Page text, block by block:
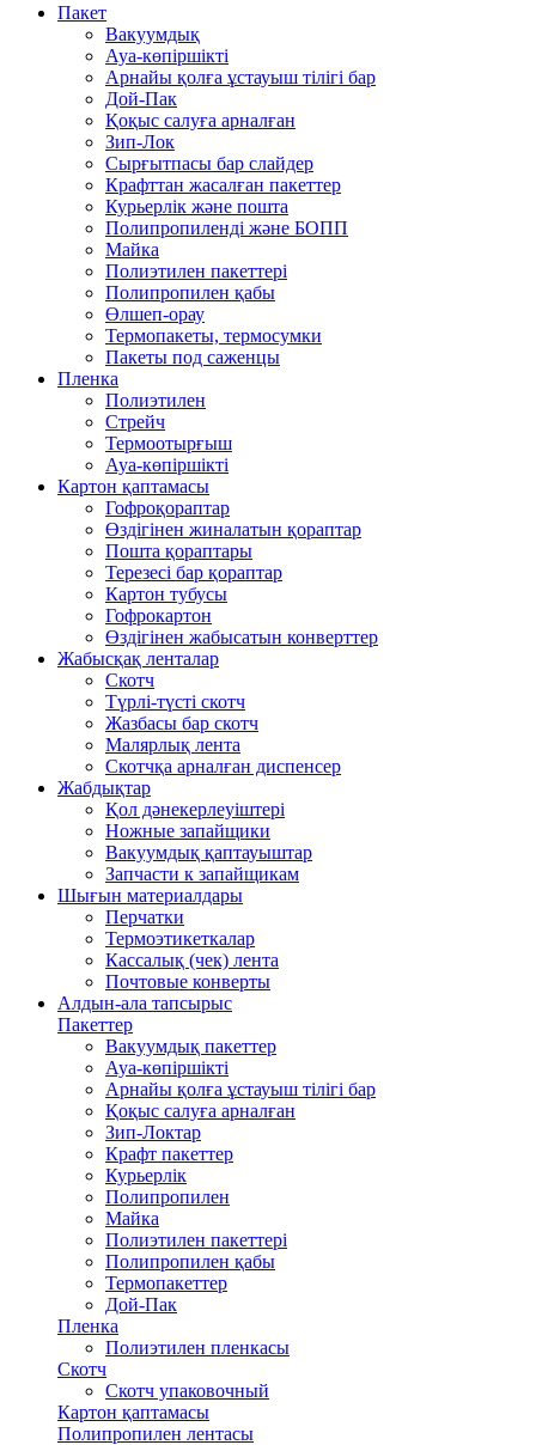
Пакет
Вакуумдық
Ауа-көпіршікті
Арнайы қолға ұстауыш тілігі бар
Дой-Пак
Қоқыс салуға арналған
Зип-Лок
Сырғытпасы бар слайдер
Крафттан жасалған пакеттер
Курьерлік және пошта
Полипропиленді және БОПП
Майка
Полиэтилен пакеттері
Полипропилен қабы
Өлшеп-орау
Термопакеты, термосумки
Пакеты под саженцы
Пленка
Полиэтилен
Стрейч
Термоотырғыш
Ауа-көпіршікті
Картон қаптамасы
Гофроқораптар
Өздігінен жиналатын қораптар
Пошта қораптары
Терезесі бар қораптар
Картон тубусы
Гофрокартон
Өздігінен жабысатын конверттер
Жабысқақ ленталар
Скотч
Түрлі-түсті скотч
Жазбасы бар скотч
Малярлық лента
Скотчқа арналған диспенсер
Жабдықтар
Қол дәнекерлеуіштері
Ножные запайщики
Вакуумдық қаптауыштар
Запчасти к запайщикам
Шығын материалдары
Перчатки
Термоэтикеткалар
Кассалық (чек) лента
Почтовые конверты
Алдын-ала тапсырыс
Пакеттер
Вакуумдық пакеттер
Ауа-көпіршікті
Арнайы қолға ұстауыш тілігі бар
Қоқыс салуға арналған
Зип-Локтар
Крафт пакеттер
Курьерлік
Полипропилен
Майка
Полиэтилен пакеттері
Полипропилен қабы
Термопакеттер
Дой-Пак
Пленка
Полиэтилен пленкасы
Скотч
Скотч упаковочный
Картон қаптамасы
Полипропилен лентасы